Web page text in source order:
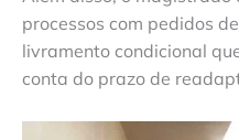
processos com pedidos
livramento condicional
conta do prazo de